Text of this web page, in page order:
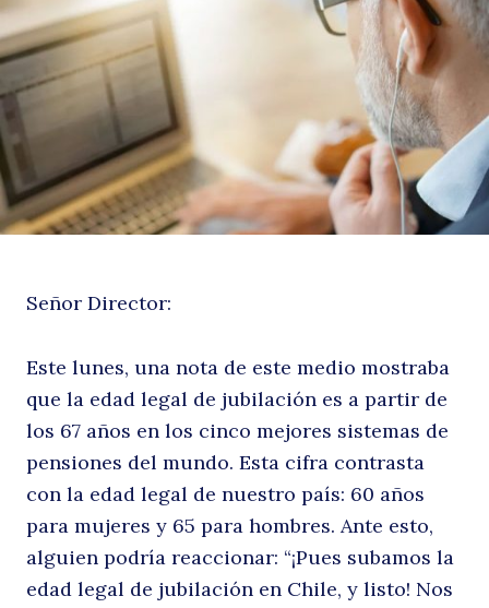
Señor Director:
Este lunes, una nota de este medio mostraba
que la edad legal de jubilación es a partir de
los 67 años en los cinco mejores sistemas de
pensiones del mundo. Esta cifra contrasta
con la edad legal de nuestro país: 60 años
para mujeres y 65 para hombres. Ante esto,
alguien podría reaccionar: “¡Pues subamos la
edad legal de jubilación en Chile, y listo! Nos